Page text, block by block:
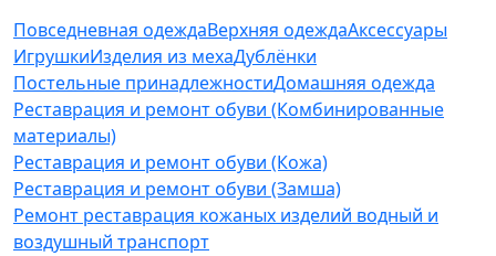
Повседневная одеждаВерхняя одеждаАксессуары
ИгрушкиИзделия из мехаДублёнки
Постельные принадлежностиДомашняя одежда
Реставрация и ремонт обуви (Комбинированные
материалы)
Реставрация и ремонт обуви (Кожа)
Реставрация и ремонт обуви (Замша)
Ремонт реставрация кожаных изделий водный и
воздушный транспорт